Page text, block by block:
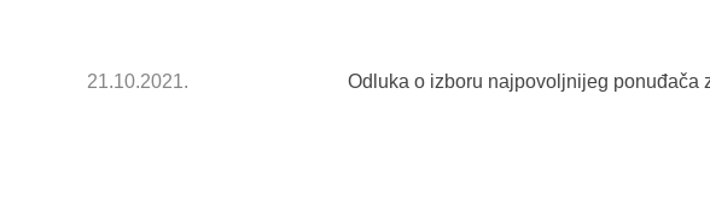
21.10.2021. Odluka o izboru najpovoljnijeg ponuđača